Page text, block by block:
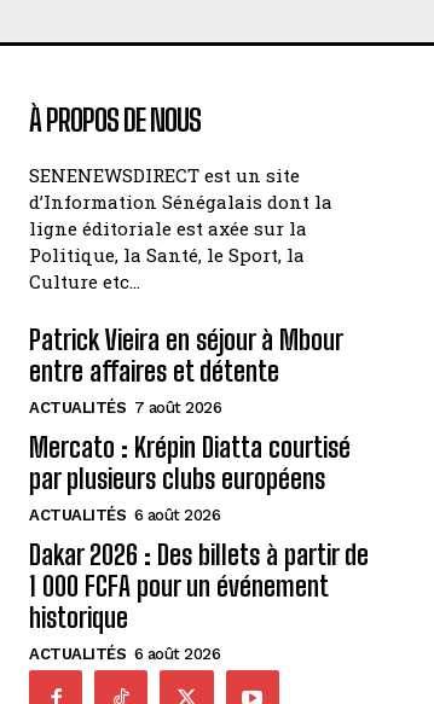
À PROPOS DE NOUS
SENENEWSDIRECT est un site
d’Information Sénégalais dont la
ligne éditoriale est axée sur la
Politique, la Santé, le Sport, la
Culture etc…
Patrick Vieira en séjour à Mbour
entre affaires et détente
ACTUALITÉS 7 août 2026
Mercato : Krépin Diatta courtisé
par plusieurs clubs européens
ACTUALITÉS 6 août 2026
Dakar 2026 : Des billets à partir de
1 000 FCFA pour un événement
historique
ACTUALITÉS 6 août 2026